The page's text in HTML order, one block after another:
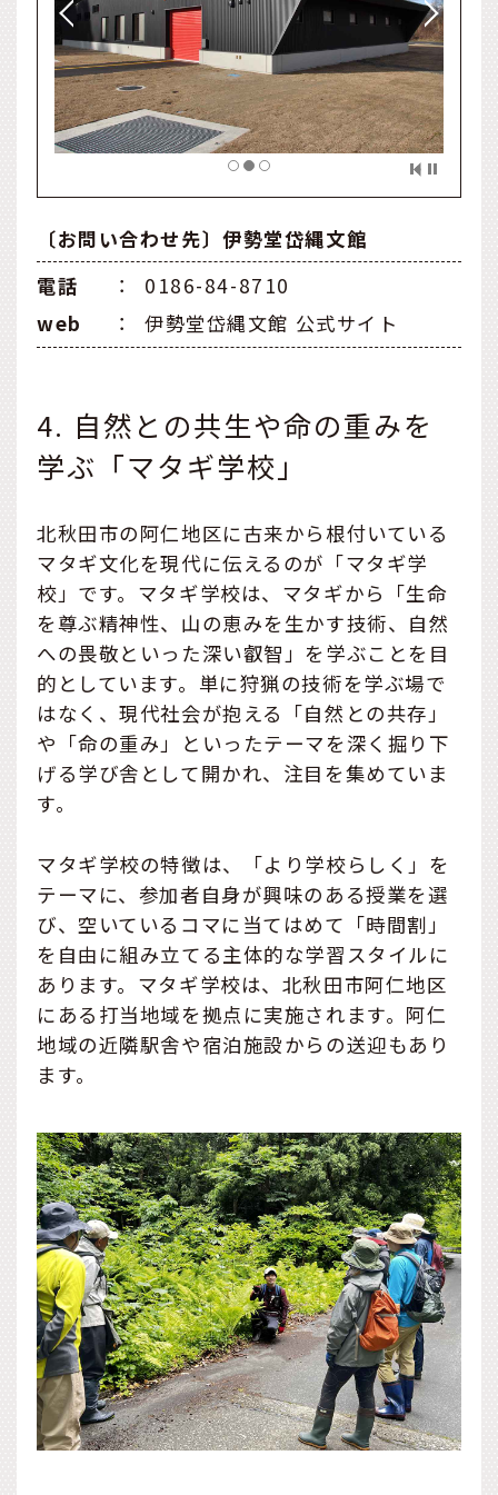
〔お問い合わせ先〕伊勢堂岱縄文館
電話
：
0186-84-8710
web
： 伊勢堂岱縄文館 公式サイト
4. 自然との共生や命の重みを
学ぶ「マタギ学校」
北秋田市の阿仁地区に古来から根付いている
マタギ文化を現代に伝えるのが「マタギ学
校」です。マタギ学校は、マタギから「生命
を尊ぶ精神性、山の恵みを生かす技術、自然
への畏敬といった深い叡智」を学ぶことを目
的としています。単に狩猟の技術を学ぶ場で
はなく、現代社会が抱える「自然との共存」
や「命の重み」といったテーマを深く掘り下
げる学び舎として開かれ、注目を集めていま
す。
マタギ学校の特徴は、「より学校らしく」を
テーマに、参加者自身が興味のある授業を選
び、空いているコマに当てはめて「時間割」
を自由に組み立てる主体的な学習スタイルに
あります。マタギ学校は、北秋田市阿仁地区
にある打当地域を拠点に実施されます。阿仁
地域の近隣駅舎や宿泊施設からの送迎もあり
ます。